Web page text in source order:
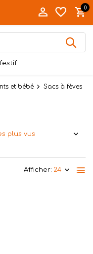
0
et bébé Sacs à fèves
Afficher: